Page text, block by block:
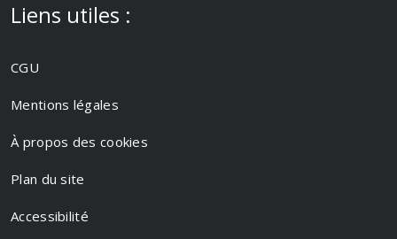
Liens utiles :
CGU
Mentions légales
À propos des cookies
Plan du site
Accessibilité